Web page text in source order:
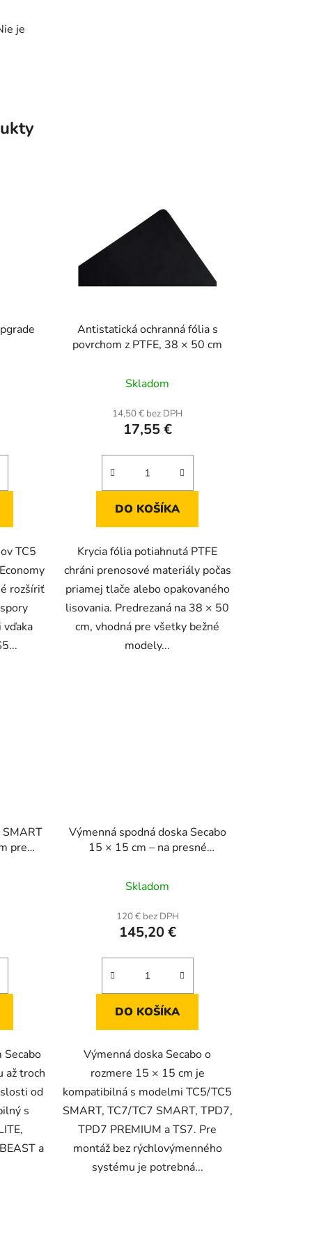
je
TC5
rozšíriť
vďaka
Antistatická ochranná fólia s
povrchom z PTFE, 38 × 50 cm
Skladom
14,50 € bez DPH
17,55 €
DO KOŠÍKA
Krycia fólia potiahnutá PTFE
chráni prenosové materiály počas
priamej tlače alebo opakovaného
lisovania. Predrezaná na 38 × 50
cm, vhodná pre všetky bežné
modely...
SMART
pre
Secabo
až troch
od
s
a
Výmenná spodná doska Secabo
15 × 15 cm – na presné
Skladom
120 € bez DPH
145,20 €
DO KOŠÍKA
Výmenná doska Secabo o
rozmere 15 × 15 cm je
kompatibilná s modelmi TC5/TC5
SMART, TC7/TC7 ​​SMART, TPD7,
TPD7 PREMIUM a TS7. Pre
montáž bez rýchlovýmenného
systému je potrebná...